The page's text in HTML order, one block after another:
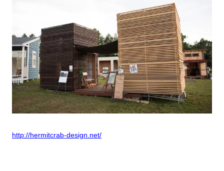
http://hermitcrab-design.net/